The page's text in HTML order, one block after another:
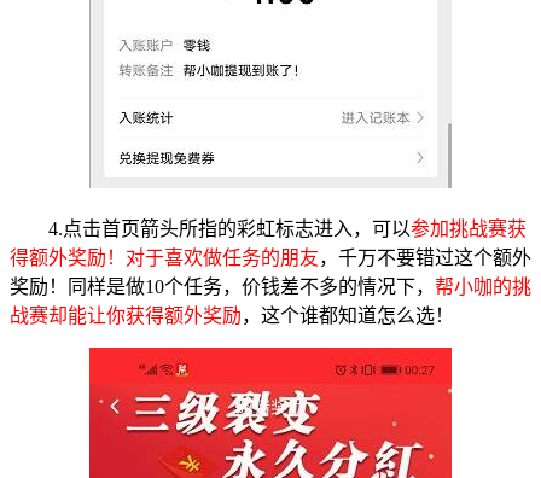
4.点击首页箭头所指的彩虹标志进入，可以参加挑战赛获
得额外奖励！对于喜欢做任务的朋友，千万不要错过这个额外
奖励！同样是做10个任务，价钱差不多的情况下， 帮小咖的挑
战赛却能让你获得额外奖励，这个谁都知道怎么选！